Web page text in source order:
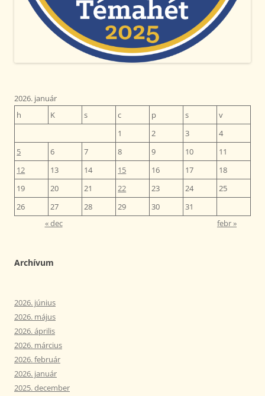
2026. január
h
K s c p s
v
1
2 3
4
5
6 7 8 9 10
11
12
13 14 15 16 17
18
19
20 21 22 23 24
25
26
27 28 29 30
31
« dec
febr »
Archívum
2026. június
2026. május
2026. április
2026. március
2026. február
2026. január
2025. december